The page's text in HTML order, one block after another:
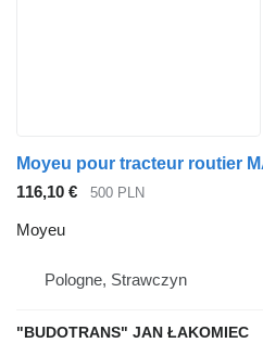
116,10 € 500 PLN
Moyeu
Pologne, Strawczyn
"BUDOTRANS" JAN ŁAKOMIEC